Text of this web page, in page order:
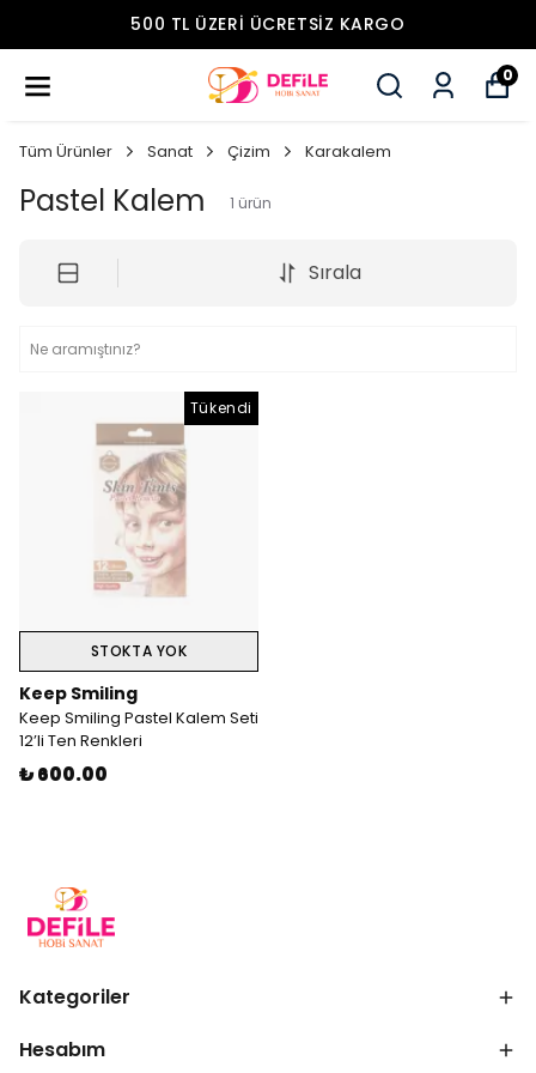
500 TL ÜZERI ÜCRETSIZ KARGO
0
Tüm Ürünler Sanat Çizim Karakalem
Pastel Kalem 1 ürün
Sırala
Tükendi
STOKTA YOK
Keep Smiling
Keep Smiling Pastel Kalem Seti
12’li Ten Renkleri
₺ 600.00
Kategoriler
Hesabım